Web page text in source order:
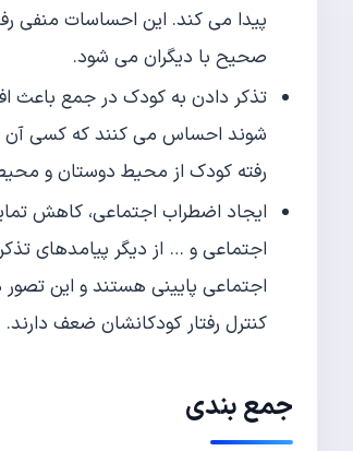
پیدا می کند. این احساسات منفی
صحیح با دیگران می شود.
تذکر دادن به کودک در جمع باعث
شوند احساس می کنند که کسی آن
رفته کودک از محیط دوستان و
ایجاد اضطراب اجتماعی، کاهش
اجتماعی و … از دیگر پیامدهای
اجتماعی پایینی هستند و این
کنترل رفتار کودکانشان ضعف دارند.
جمع بندی